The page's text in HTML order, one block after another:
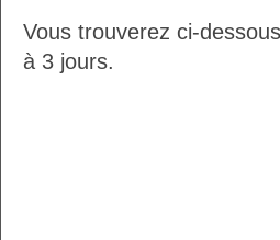
Vous trouverez ci-
à 3 jours.